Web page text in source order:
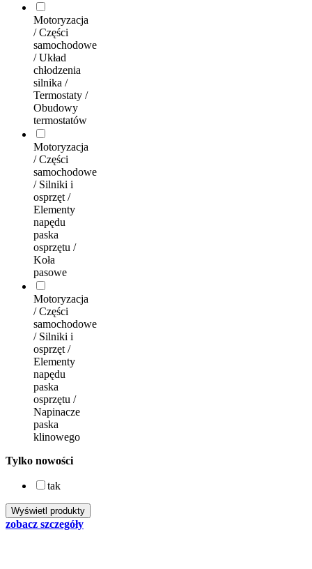
Motoryzacja
/ Części
samochodowe
/ Układ
chłodzenia
silnika /
Termostaty /
Obudowy
termostatów
Motoryzacja
/ Części
samochodowe
/ Silniki i
osprzęt /
Elementy
napędu
paska
osprzętu /
Koła
pasowe
Motoryzacja
/ Części
samochodowe
/ Silniki i
osprzęt /
Elementy
napędu
paska
osprzętu /
Napinacze
paska
klinowego
Tylko nowości
tak
zobacz szczegóły